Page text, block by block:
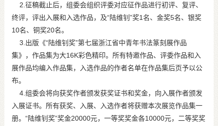
2.征稿截止后，组委会组织评委对应征作品进行初评、复评、
终评，评出入展和入选作品，及“陆维钊”奖1名、金奖5名、银奖
10名、铜奖20名。
3.出版《“陆维钊奖”第七届浙江省中青年书法篆刻展作品
集》，作品集为大16K彩色精印。所有特邀作品、评委作品和入
展作品均编入作品集，入选作品的作者名单在作品集后页予以公
布。
4.组委会将向获奖作者颁发获奖证书和奖金，向入展作者颁发
入展证书。所有获奖、入展、入选作者将获赠本次展览作品集一
册。“陆维钊奖”奖金20000元，一等奖奖金各10000元，二等奖奖